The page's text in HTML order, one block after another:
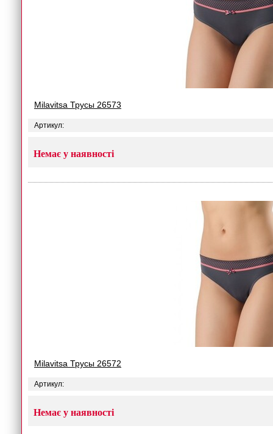
Milavitsa Трусы 26573
Артикул:
Немає у наявності
Milavitsa Трусы 26572
Артикул:
Немає у наявності